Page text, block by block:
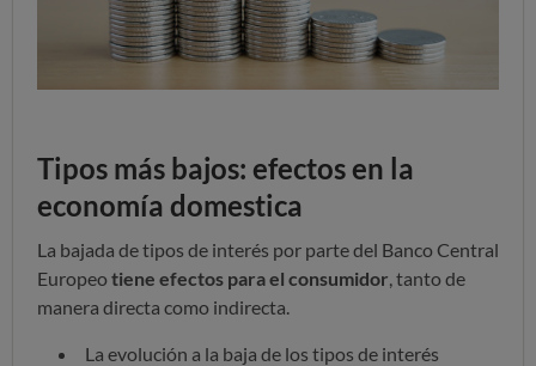
Tipos más bajos: efectos en la
economía domestica
La bajada de tipos de interés por parte del Banco Central
Europeo tiene efectos para el consumidor , tanto de
manera directa como indirecta.
La evolución a la baja de los tipos de interés